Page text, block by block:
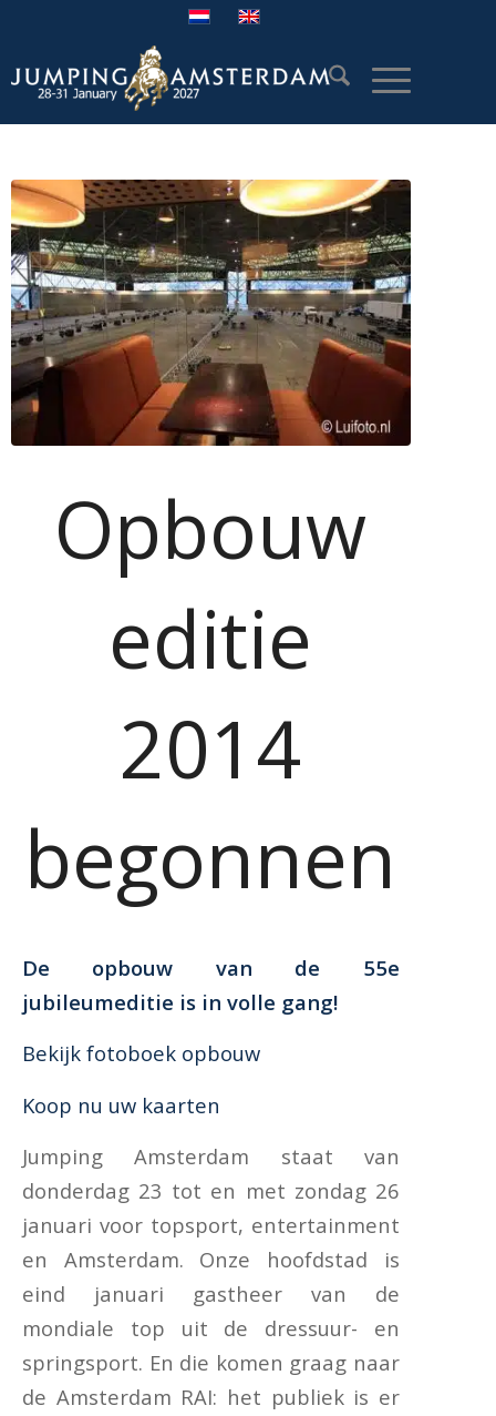
Opbouw
editie
2014
begonnen
De opbouw van de 55e
jubileumeditie is in volle gang!
Bekijk fotoboek opbouw
Koop nu uw kaarten
Jumping Amsterdam staat van
donderdag 23 tot en met zondag 26
januari voor topsport, entertainment
en Amsterdam. Onze hoofdstad is
eind januari gastheer van de
mondiale top uit de dressuur- en
springsport. En die komen graag naar
de Amsterdam RAI: het publiek is er